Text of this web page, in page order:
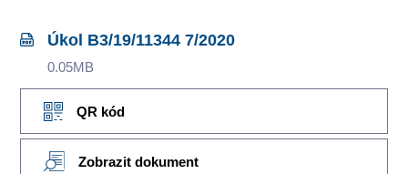
Úkol B3/19/11344 7/2020
0.05MB
QR kód
Zobrazit dokument